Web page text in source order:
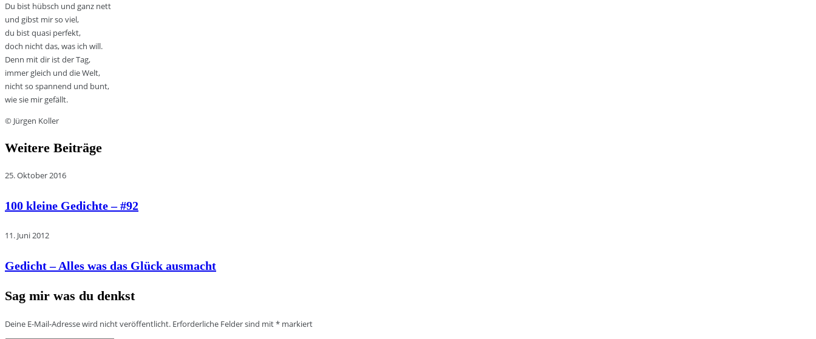
Du bist hübsch und ganz nett
und gibst mir so viel,
du bist quasi perfekt,
doch nicht das, was ich will.
Denn mit dir ist der Tag,
immer gleich und die Welt,
nicht so spannend und bunt,
wie sie mir gefällt.
© Jürgen Koller
Weitere Beiträge
25. Oktober 2016
100 kleine Gedichte – #92
11. Juni 2012
Gedicht – Alles was das Glück ausmacht
Sag mir was du denkst
Deine E-Mail-Adresse wird nicht veröffentlicht. Erforderliche Felder sind mit* markiert